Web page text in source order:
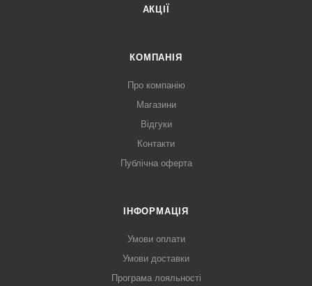
АКЦІЇ
КОМПАНІЯ
Про компанію
Магазини
Відгуки
Контакти
Публічна оферта
ІНФОРМАЦІЯ
Умови оплати
Умови доставки
Програма лояльності